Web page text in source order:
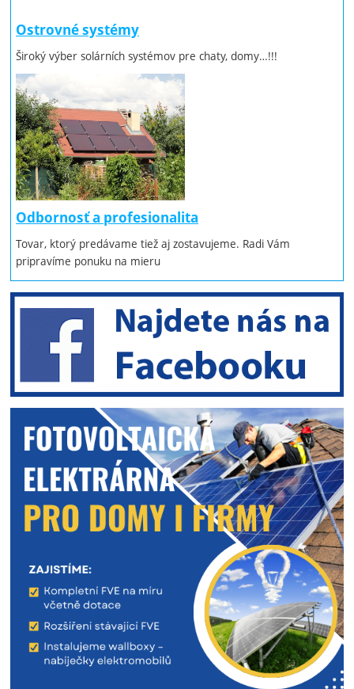
Ostrovné systémy
Široký výber solárních systémov pre chaty, domy…!!!
Odbornosť a profesionalita
Tovar, ktorý predávame tiež aj zostavujeme. Radi Vám
pripravíme ponuku na mieru